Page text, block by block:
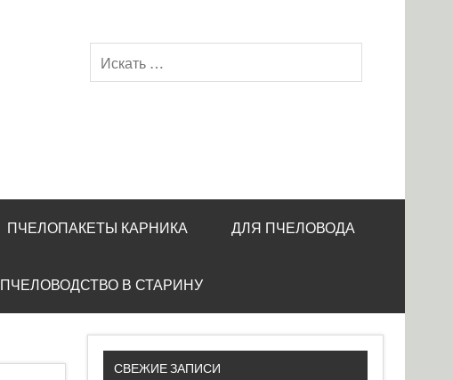
ПЧЕЛОПАКЕТЫ КАРНИКА ДЛЯ ПЧЕЛОВОДА
ПЧЕЛОВОДСТВО В СТАРИНУ
СВЕЖИЕ ЗАПИСИ